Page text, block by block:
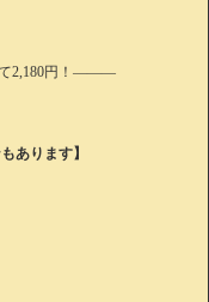
2,180円！―――
あります】